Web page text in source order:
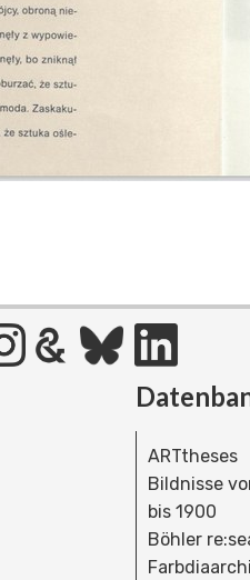
ARTtheses
Bildnisse
bis 1900
Böhler